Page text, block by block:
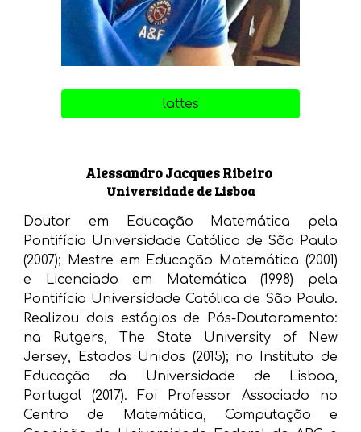
lattes
Alessandro Jacques Ribeiro
Universidade de Lisboa
Doutor em Educação Matemática pela
Pontifícia Universidade Católica de São Paulo
(2007); Mestre em Educação Matemática (2001)
e Licenciado em Matemática (1998) pela
Pontifícia Universidade Católica de São Paulo.
Realizou dois estágios de Pós-Doutoramento:
na Rutgers, The State University of New
Jersey, Estados Unidos (2015); no Instituto de
Educação da Universidade de Lisboa,
Portugal (2017). Foi Professor Associado no
Centro de Matemática, Computação e